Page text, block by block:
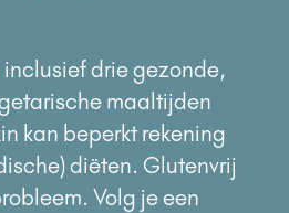
drie gezonde,
maaltijden
kan beperkt rekening
diëten. Glutenvrij
Volg je een